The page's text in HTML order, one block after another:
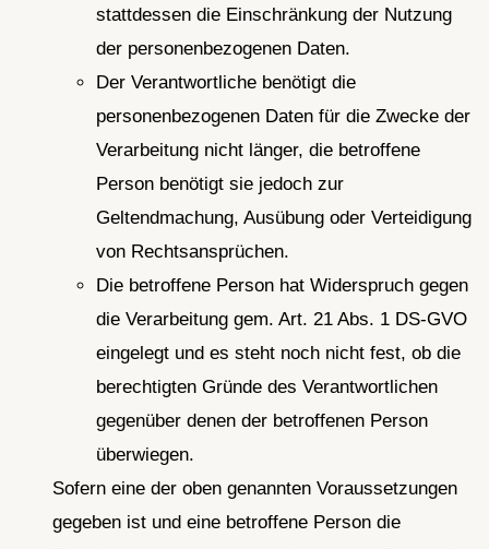
stattdessen die Einschränkung der Nutzung
der personenbezogenen Daten.
Der Verantwortliche benötigt die
personenbezogenen Daten für die Zwecke der
Verarbeitung nicht länger, die betroffene
Person benötigt sie jedoch zur
Geltendmachung, Ausübung oder Verteidigung
von Rechtsansprüchen.
Die betroffene Person hat Widerspruch gegen
die Verarbeitung gem. Art. 21 Abs. 1 DS-GVO
eingelegt und es steht noch nicht fest, ob die
berechtigten Gründe des Verantwortlichen
gegenüber denen der betroffenen Person
überwiegen.
Sofern eine der oben genannten Voraussetzungen
gegeben ist und eine betroffene Person die